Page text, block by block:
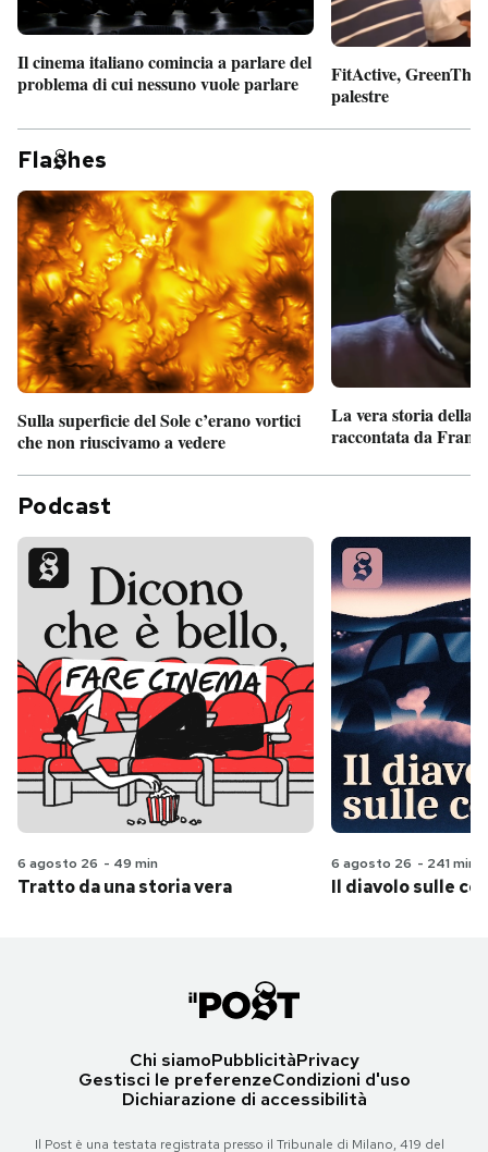
Il cinema italiano comincia a parlare del
problema di cui nessuno vuole parlare
FitActive,
palestre
Fla hes
Sulla superficie del Sole c’erano vortici
che non riuscivamo a vedere
La vera storia della
raccontata da
Podcast
6 agosto 26 - 49 min
Tratto da una storia vera
6 agosto 26 - 241 min
Il diavolo sulle
Chi siamoPubblicitàPrivacy
Gestisci le preferenzeCondizioni d'uso
Dichiarazione di accessibilità
Il Post è una testata registrata presso il Tribunale di Milano, 419 del